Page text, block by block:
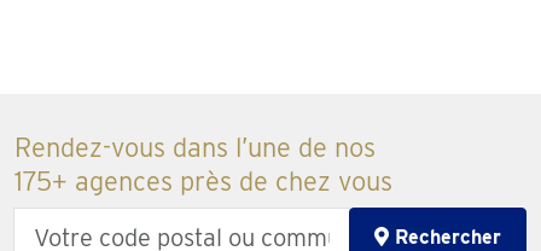
Rendez-vous dans l’une de nos
175+ agences près de chez vous
Rechercher